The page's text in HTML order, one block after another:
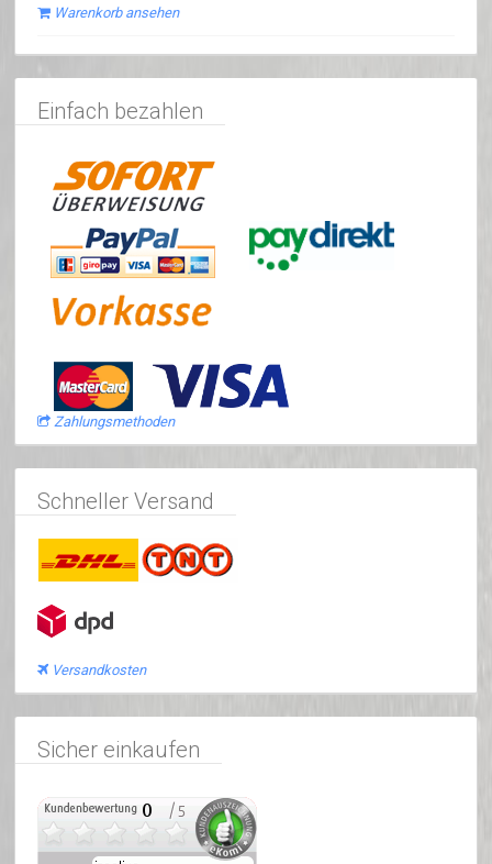
Warenkorb ansehen
Einfach bezahlen
Zahlungsmethoden
Schneller Versand
Versandkosten
Sicher einkaufen